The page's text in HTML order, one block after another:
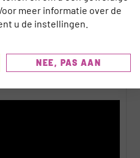
DIGITAAL
meer informatie over de
u de instellingen.
NEE, PAS AAN